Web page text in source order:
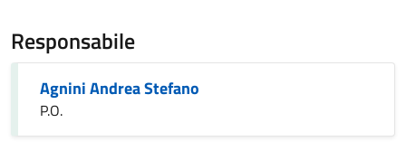
Responsabile
Agnini Andrea Stefano
P.O.